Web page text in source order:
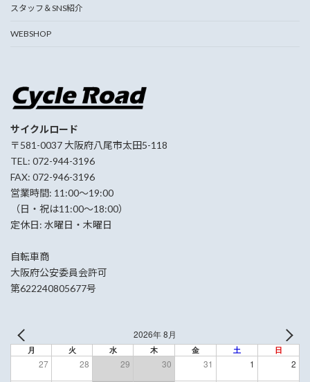
スタッフ＆SNS紹介
WEBSHOP
サイクルロード
〒581-0037 大阪府八尾市太田5-118
TEL: 072-944-3196
FAX: 072-946-3196
営業時間: 11:00〜19:00
（日・祝は11:00〜18:00）
定休日: 水曜日・木曜日
自転車商
大阪府公安委員会許可
第622240805677号
2026年 8月
月 火 水 木 金 土 日
27 28 29 30 31 1 2